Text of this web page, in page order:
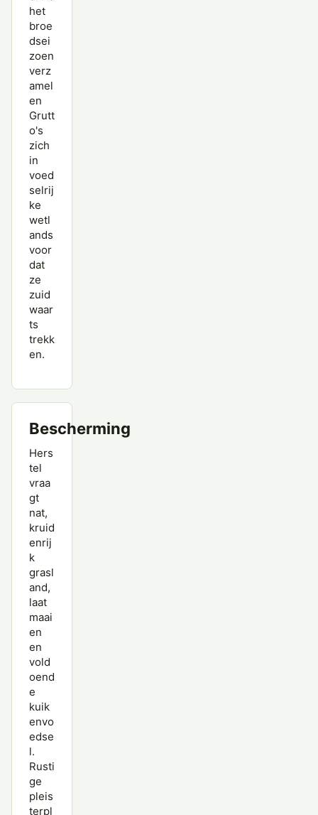
het
broe
dsei
zoen
verz
amel
en
Grutt
o's
zich
in
voed
selrij
ke
wetl
ands
voor
dat
ze
zuid
waar
ts
trekk
en.
Bescherming
Hers
tel
vraa
gt
nat,
kruid
enrij
k
grasl
and,
laat
maai
en
en
vold
oend
e
kuik
envo
edse
l.
Rusti
ge
pleis
terpl